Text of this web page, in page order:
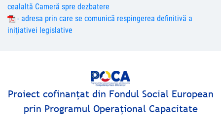
cealaltă Cameră spre dezbatere
- adresa prin care se comunică respingerea definitivă a
iniţiativei legislative
Proiect cofinanţat din Fondul Social European
prin Programul Operaţional Capacitate